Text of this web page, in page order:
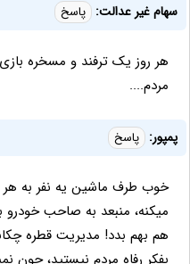
سهام غیر عدالت: پاسخ
هر روز یک ترفند و مسخره
مردم....
پمپور: پاسخ
خوب طرف ماشین یه نفر به
میکنه، منبعد به صاحب خودرو
هم بهم بدد! مدیریت قطره
بفکر رفاه مردم نیستید، چون